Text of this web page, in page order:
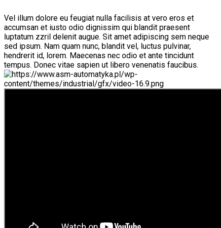
Vel illum dolore eu feugiat nulla facilisis at vero eros et
accumsan et iusto odio dignissim qui blandit praesent
luptatum zzril delenit augue. Sit amet adipiscing sem neque
sed ipsum. Nam quam nunc, blandit vel, luctus pulvinar,
hendrerit id, lorem. Maecenas nec odio et ante tincidunt
tempus. Donec vitae sapien ut libero venenatis faucibus.